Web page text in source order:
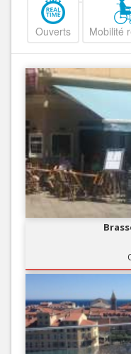
Ouverts Mobilité